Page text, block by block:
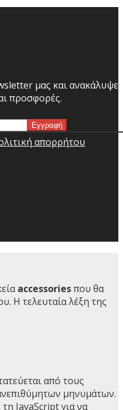
μας και ανακάλυψε
προσφορές.
απορρήτου
accessoriesπου θα
Η τελευταία λέξη της
από τους
μηνυμάτων.
JavaScript για να